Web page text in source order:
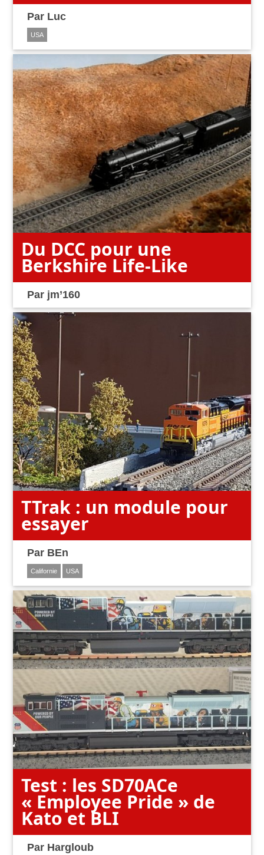
Par Luc
USA
Du DCC pour une
Berkshire Life-Like
Par jm’160
TTrak : un module pour
essayer
Par BEn
Californie USA
Test : les SD70ACe
« Employee Pride » de
Kato et BLI
Par Hargloub